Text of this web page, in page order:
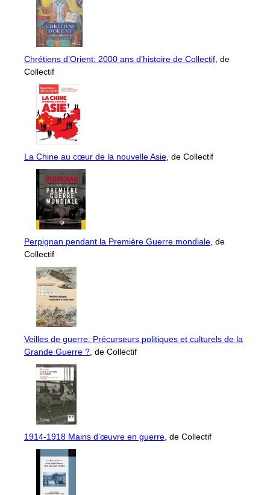
Chrétiens d’Orient: 2000 ans d’histoire de Collectif , de
Collectif
La Chine au cœur de la nouvelle Asie , de Collectif
Perpignan pendant la Première Guerre mondiale , de
Collectif
Veilles de guerre: Précurseurs politiques et culturels de la
Grande Guerre ? , de Collectif
1914-1918 Mains d’œuvre en guerre , de Collectif